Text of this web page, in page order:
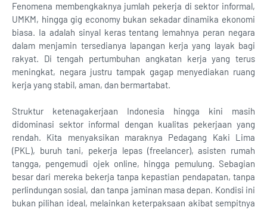
Fenomena membengkaknya jumlah pekerja di sektor informal,
UMKM, hingga gig economy bukan sekadar dinamika ekonomi
biasa. Ia adalah sinyal keras tentang lemahnya peran negara
dalam menjamin tersedianya lapangan kerja yang layak bagi
rakyat. Di tengah pertumbuhan angkatan kerja yang terus
meningkat, negara justru tampak gagap menyediakan ruang
kerja yang stabil, aman, dan bermartabat.
Struktur ketenagakerjaan Indonesia hingga kini masih
didominasi sektor informal dengan kualitas pekerjaan yang
rendah. Kita menyaksikan maraknya Pedagang Kaki Lima
(PKL), buruh tani, pekerja lepas (freelancer), asisten rumah
tangga, pengemudi ojek online, hingga pemulung. Sebagian
besar dari mereka bekerja tanpa kepastian pendapatan, tanpa
perlindungan sosial, dan tanpa jaminan masa depan. Kondisi ini
bukan pilihan ideal, melainkan keterpaksaan akibat sempitnya